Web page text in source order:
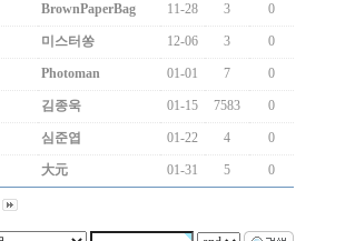
BrownPaperBag 11-28 3 0
미스터쏭 12-06 3 0
Photoman 01-01 7 0
김종욱 01-15 7583 0
심준엽 01-22 4 0
大元 01-31 5 0